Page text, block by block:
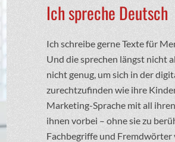
Ich spreche Deutsch
Ich schreibe gerne Texte für
Und die sprechen längst nicht
nicht genug, um sich in der
zurechtzufinden wie ihre
Marketing-Sprache mit all
ihnen vorbei – ohne sie zu
Fachbegriffe und